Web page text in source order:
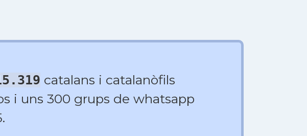
catalans i catalanòfils
i uns 300 grups de whatsapp